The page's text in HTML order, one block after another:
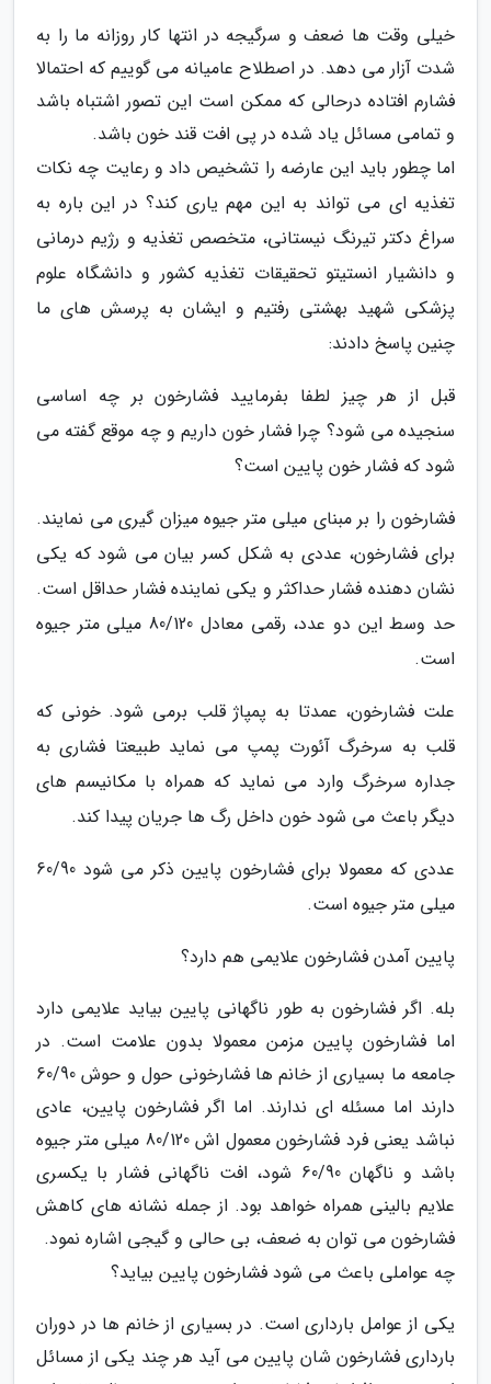
خیلی وقت ها ضعف و سرگیجه در انتها کار روزانه ما را به
شدت آزار می دهد. در اصطلاح عامیانه می گوییم که احتمالا
فشارم افتاده درحالی که ممکن است این تصور اشتباه باشد
و تمامی مسائل یاد شده در پی افت قند خون باشد.
اما چطور باید این عارضه را تشخیص داد و رعایت چه نکات
تغذیه ای می تواند به این مهم یاری کند؟ در این باره به
سراغ دکتر تیرنگ نیستانی، متخصص تغذیه و رژیم درمانی
و دانشیار انستیتو تحقیقات تغذیه کشور و دانشگاه علوم
پزشکی شهید بهشتی رفتیم و ایشان به پرسش های ما
چنین پاسخ دادند:
قبل از هر چیز لطفا بفرمایید فشارخون بر چه اساسی
سنجیده می شود؟ چرا فشار خون داریم و چه موقع گفته می
شود که فشار خون پایین است؟
فشارخون را بر مبنای میلی متر جیوه میزان گیری می نمایند.
برای فشارخون، عددی به شکل کسر بیان می شود که یکی
نشان دهنده فشار حداکثر و یکی نماینده فشار حداقل است.
حد وسط این دو عدد، رقمی معادل 80/120 میلی متر جیوه
است.
علت فشارخون، عمدتا به پمپاژ قلب برمی شود. خونی که
قلب به سرخرگ آئورت پمپ می نماید طبیعتا فشاری به
جداره سرخرگ وارد می نماید که همراه با مکانیسم های
دیگر باعث می شود خون داخل رگ ها جریان پیدا کند.
عددی که معمولا برای فشارخون پایین ذکر می شود 60/90
میلی متر جیوه است.
پایین آمدن فشارخون علایمی هم دارد؟
بله. اگر فشارخون به طور ناگهانی پایین بیاید علایمی دارد
اما فشارخون پایین مزمن معمولا بدون علامت است. در
جامعه ما بسیاری از خانم ها فشارخونی حول و حوش 60/90
دارند اما مسئله ای ندارند. اما اگر فشارخون پایین، عادی
نباشد یعنی فرد فشارخون معمول اش 80/120 میلی متر جیوه
باشد و ناگهان 60/90 شود، افت ناگهانی فشار با یکسری
علایم بالینی همراه خواهد بود. از جمله نشانه های کاهش
فشارخون می توان به ضعف، بی حالی و گیجی اشاره نمود.
چه عواملی باعث می شود فشارخون پایین بیاید؟
یکی از عوامل بارداری است. در بسیاری از خانم ها در دوران
بارداری فشارخون شان پایین می آید هر چند یکی از مسائل